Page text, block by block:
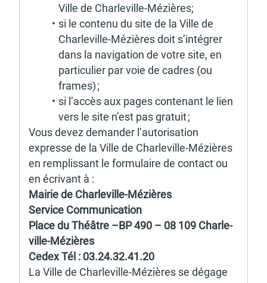
Ville de Char­le­ville-Mézières;
si le contenu du site de la Ville de
Char­le­ville-Mézières doit s’in­té­grer
dans la navi­ga­tion de votre site, en
parti­cu­lier par voie de cadres (ou
frames) ;
si l’ac­cès aux pages conte­nant le lien
vers le site n’est pas gratuit ;
Vous devez deman­der l’au­to­ri­sa­tion
expresse de la Ville de Char­le­ville-Mézières
en remplis­sant le formu­laire de contact ou
en écri­vant à :
Mairie de Char­le­ville-Mézières
Service Commu­ni­ca­tion
Place du Théâtre –BP 490 – 08 109 Char­le­
ville-Mézières
Cedex Tél : 03.24.32.41.20
La Ville de Char­le­ville-Mézières se dégage